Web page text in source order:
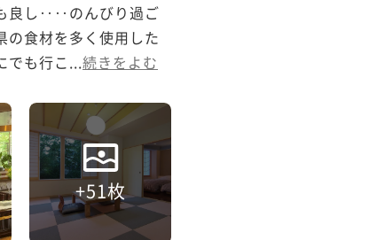
良し‥‥のんびり過ご
の食材を多く使用した
でも行こ...続きをよむ
+51枚